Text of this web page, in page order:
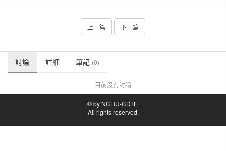
上一篇 下一篇
討論 詳細 筆記 (0)
目前沒有討論
© by NCHU-CDTL.
All rights reserved.